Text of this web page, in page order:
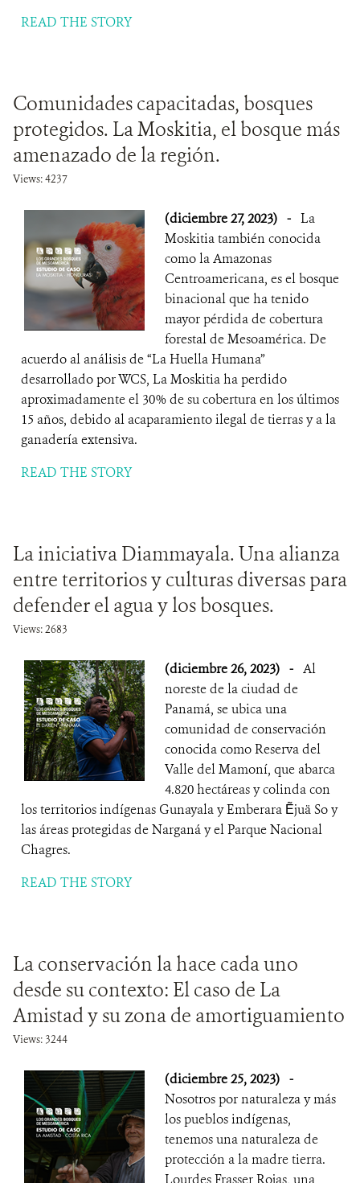
READ THE STORY
Comunidades capacitadas, bosques
protegidos. La Moskitia, el bosque más
amenazado de la región.
Views: 4237
(diciembre 27, 2023) - La
Moskitia también conocida
como la Amazonas
Centroamericana, es el bosque
binacional que ha tenido
mayor pérdida de cobertura
forestal de Mesoamérica. De
acuerdo al análisis de “La Huella Humana”
desarrollado por WCS, La Moskitia ha perdido
aproximadamente el 30% de su cobertura en los últimos
15 años, debido al acaparamiento ilegal de tierras y a la
ganadería extensiva.
READ THE STORY
La iniciativa Diammayala. Una alianza
entre territorios y culturas diversas para
defender el agua y los bosques.
Views: 2683
(diciembre 26, 2023) - Al
noreste de la ciudad de
Panamá, se ubica una
comunidad de conservación
conocida como Reserva del
Valle del Mamoní, que abarca
4.820 hectáreas y colinda con
los territorios indígenas Gunayala y Emberara Ẽjuä So y
las áreas protegidas de Narganá y el Parque Nacional
Chagres.
READ THE STORY
La conservación la hace cada uno
desde su contexto: El caso de La
Amistad y su zona de amortiguamiento
Views: 3244
(diciembre 25, 2023) -
Nosotros por naturaleza y más
los pueblos indígenas,
tenemos una naturaleza de
protección a la madre tierra.
Lourdes Frasser Rojas, una